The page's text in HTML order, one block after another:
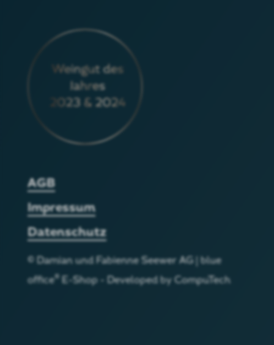
AGB
Impressum
Datenschutz
© Damian und Fabienne Seewer AG| blue
office®E-Shop - Developed byCompuTech